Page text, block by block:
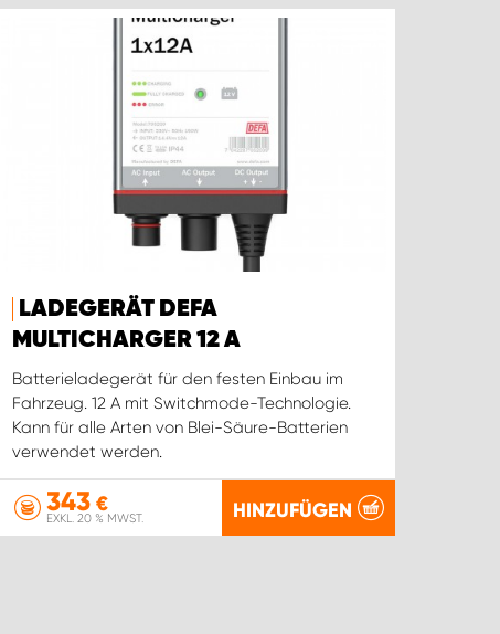
LADEGERÄT DEFA
MULTICHARGER 12 A
Batterieladegerät für den festen Einbau im
Fahrzeug. 12 A mit Switchmode-Technologie.
Kann für alle Arten von Blei-Säure-Batterien
verwendet werden.
343 €
EXKL. 20 % MWST. HINZUFÜGEN